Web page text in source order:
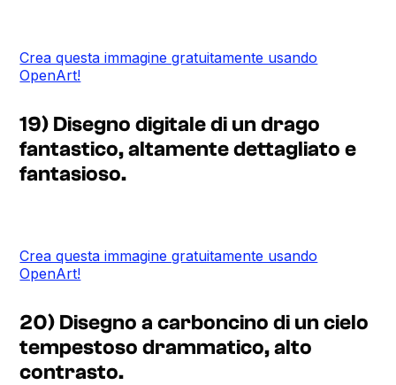
Crea questa immagine gratuitamente usando
OpenArt!
19) Disegno digitale di un drago
fantastico, altamente dettagliato e
fantasioso.
Crea questa immagine gratuitamente usando
OpenArt!
20) Disegno a carboncino di un cielo
tempestoso drammatico, alto
contrasto.